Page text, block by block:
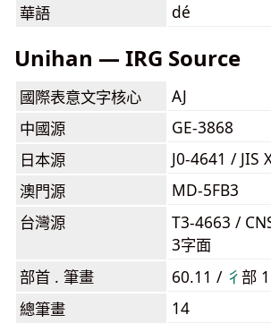
華語
dé
Unihan — IRG Source
國際表意文字核心
AJ
中國源
GE-3868
日本源
J0-4641 / JIS
澳門源
MD-5FB3
台灣源
T3-4663 /
3字面
部首 . 筆畫
60.11 / ⼻部
總筆畫
14